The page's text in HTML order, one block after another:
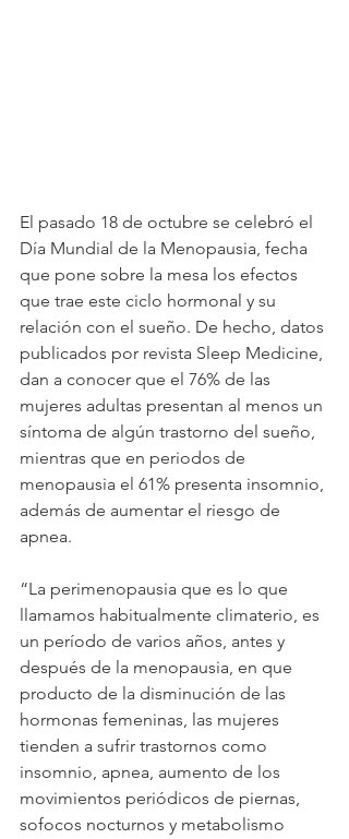
El pasado 18 de octubre se celebró el
Día Mundial de la Menopausia, fecha
que pone sobre la mesa los efectos
que trae este ciclo hormonal y su
relación con el sueño. De hecho, datos
publicados por revista Sleep Medicine,
dan a conocer que el 76% de las
mujeres adultas presentan al menos un
síntoma de algún trastorno del sueño,
mientras que en periodos de
menopausia el 61% presenta insomnio,
además de aumentar el riesgo de
apnea.
“La perimenopausia que es lo que
llamamos habitualmente climaterio, es
un período de varios años, antes y
después de la menopausia, en que
producto de la disminución de las
hormonas femeninas, las mujeres
tienden a sufrir trastornos como
insomnio, apnea, aumento de los
movimientos periódicos de piernas,
sofocos nocturnos y metabolismo